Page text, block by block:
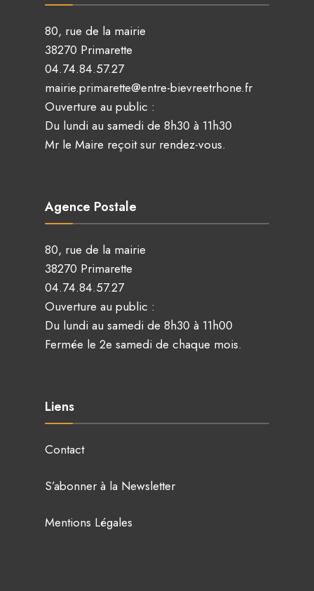
80, rue de la mairie
38270 Primarette
04.74.84.57.27
mairie.primarette@entre-bievreetrhone.fr
Ouverture au public :
Du lundi au samedi de 8h30 à 11h30
Mr le Maire reçoit sur rendez-vous.
Agence Postale
80, rue de la mairie
38270 Primarette
04.74.84.57.27
Ouverture au public :
Du lundi au samedi de 8h30 à 11h00
Fermée le 2e samedi de chaque mois.
Liens
Contact
S’abonner à la Newsletter
Mentions Légales